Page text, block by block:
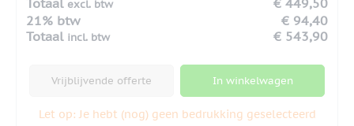
excl. btw
21% btw
€ 94,40
Totaal incl. btw € 543,90
Vrijblijvende offerte In winkelwagen
Let op: Je hebt (nog) geen bedrukking geselecteerd